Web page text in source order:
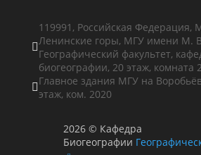

119991, Российская Федерация,
Ленинские горы, МГУ имени М.
Географический факультет,
биогеографии, 20 этаж, комната
Главное здания МГУ на
этаж, ком. 2020
2026 © Кафедра
Биогеографии